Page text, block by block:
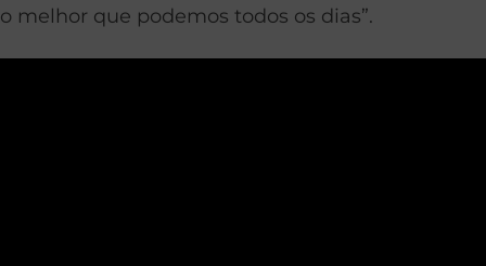
o melhor que podemos todos os dias”.